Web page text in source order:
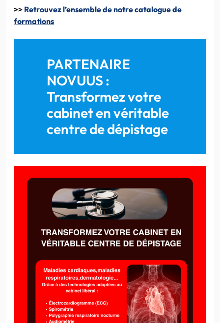
>> Retrouvez l’ensemble de notre catalogue de
formations
PARTENAIRE
NOVUUS :
Transformez votre
cabinet en véritable
centre de dépistage